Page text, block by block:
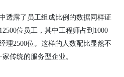
透露了员工组成比例的数据同样证
位员工，其中工程师占到1000
理2500位。这样的人数配比显然不
传统的服务型企业。